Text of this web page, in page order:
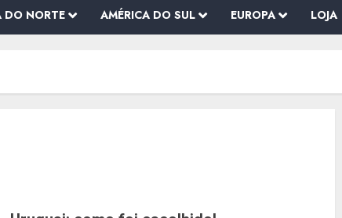
DO NORTE AMÉRICA DO SUL EUROPA LOJA